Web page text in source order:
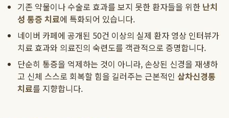
기존 약물이나 수술로 효과를 보지 못한 환자들을 위한 난치
성 통증 치료에 특화되어 있습니다.
네이버 카페에 공개된 50건 이상의 실제 환자 영상 인터뷰가
치료 효과와 의료진의 숙련도를 객관적으로 증명합니다.
단순히 통증을 억제하는 것이 아니라, 손상된 신경을 재생하
고 신체 스스로 회복할 힘을 길러주는 근본적인 삼차신경통
치료를 지향합니다.